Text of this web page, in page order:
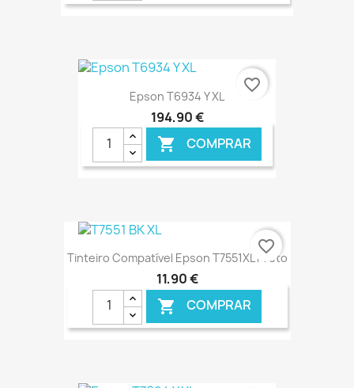
€ ONLINE
Epson T6934 Y XL
194,90 €
 COMPRAR
€ ONLINE
favorite_border
Tinteiro Compatível Epson T7551XL Preto
11,90 €
 COMPRAR
favorite_border